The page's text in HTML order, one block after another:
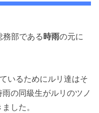
務部である時雨の元に
いるためにルリ達はそ
の同級生がルリのツノ
した。